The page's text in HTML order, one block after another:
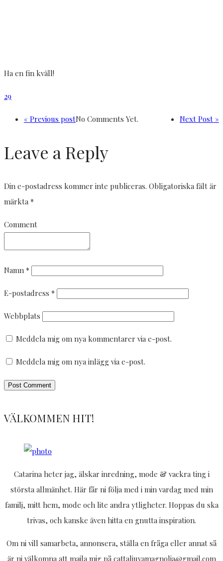
Ha en fin kväll!
29
« Previous post Next Post »
No Comments Yet.
Leave a Reply
Din e-postadress kommer inte publiceras. Obligatoriska fält är
märkta*
Comment
Namn *
E-postadress *
Webbplats
Meddela mig om nya kommentarer via e-post.
Meddela mig om nya inlägg via e-post.
VÄLKOMMEN HIT!
Catarina heter jag, älskar inredning, mode & vackra ting i
största allmänhet. Här får ni följa med i min vardag med min
familj, mitt hem, mode och lite andra ytligheter. Hoppas du ska
trivas, och kanske även hitta en gnutta inspiration.
Om ni vill samarbeta, annonsera, ställa en fråga eller annat så
är ni välkomna att maila mig på cattaljuvamagnolia@gmail.com